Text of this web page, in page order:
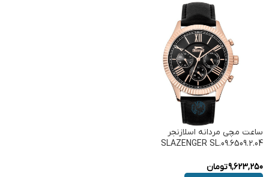
ساعت مچی مردانه اسلازنجر
SLAZENGER SL.09.6509.2.04
9,623,250تومان